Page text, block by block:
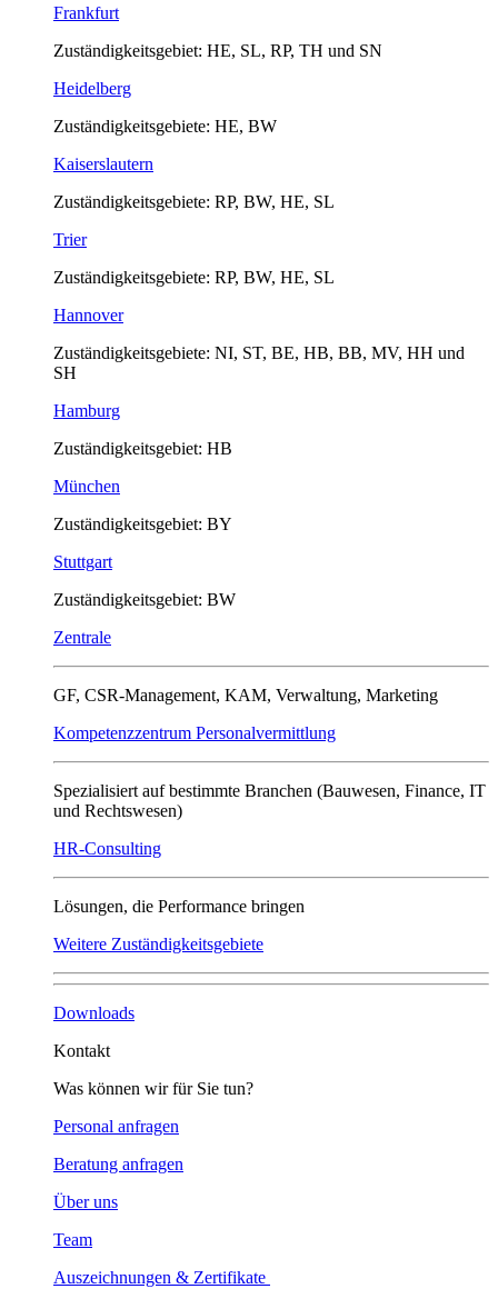
Frankfurt
Zuständigkeitsgebiet: HE, SL, RP, TH und SN
Heidelberg
Zuständigkeitsgebiete: HE, BW
Kaiserslautern
Zuständigkeitsgebiete: RP, BW, HE, SL
Trier
Zuständigkeitsgebiete: RP, BW, HE, SL
Hannover
Zuständigkeitsgebiete: NI, ST, BE, HB, BB, MV, HH und
SH
Hamburg
Zuständigkeitsgebiet: HB
München
Zuständigkeitsgebiet: BY
Stuttgart
Zuständigkeitsgebiet: BW
Zentrale
GF, CSR-Management, KAM, Verwaltung, Marketing
Kompetenzzentrum Personalvermittlung
Spezialisiert auf bestimmte Branchen (Bauwesen, Finance, IT
und Rechtswesen)
HR-Consulting
Lösungen, die Performance bringen
Weitere Zuständigkeitsgebiete
Downloads
Kontakt
Was können wir für Sie tun?
Personal anfragen
Beratung anfragen
Über uns
Team
Auszeichnungen & Zertifikate